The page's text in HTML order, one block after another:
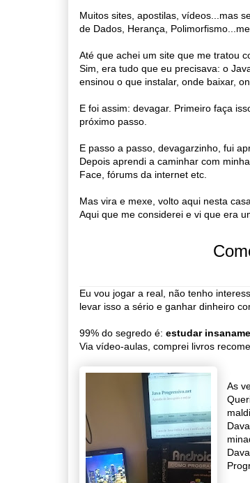
Muitos sites, apostilas, vídeos...mas
de Dados, Herança,
Até que achei um site que me tratou
Sim, era tudo que eu precisava: o
ensinou o que instalar, onde baixar,
E foi assim: devagar. Primeiro faça
próximo passo.
E passo a passo, devagarzinho, fui
Depois aprendi a caminhar com
Face, fórums da internet etc.
Mas vira e mexe, volto aqui nesta
Aqui que me considerei e vi que era
Eu vou jogar a real, não tenho
levar isso a sério e ganhar dinheiro
99% do segredo é: estudar
Via vídeo-aulas, comprei livros
As